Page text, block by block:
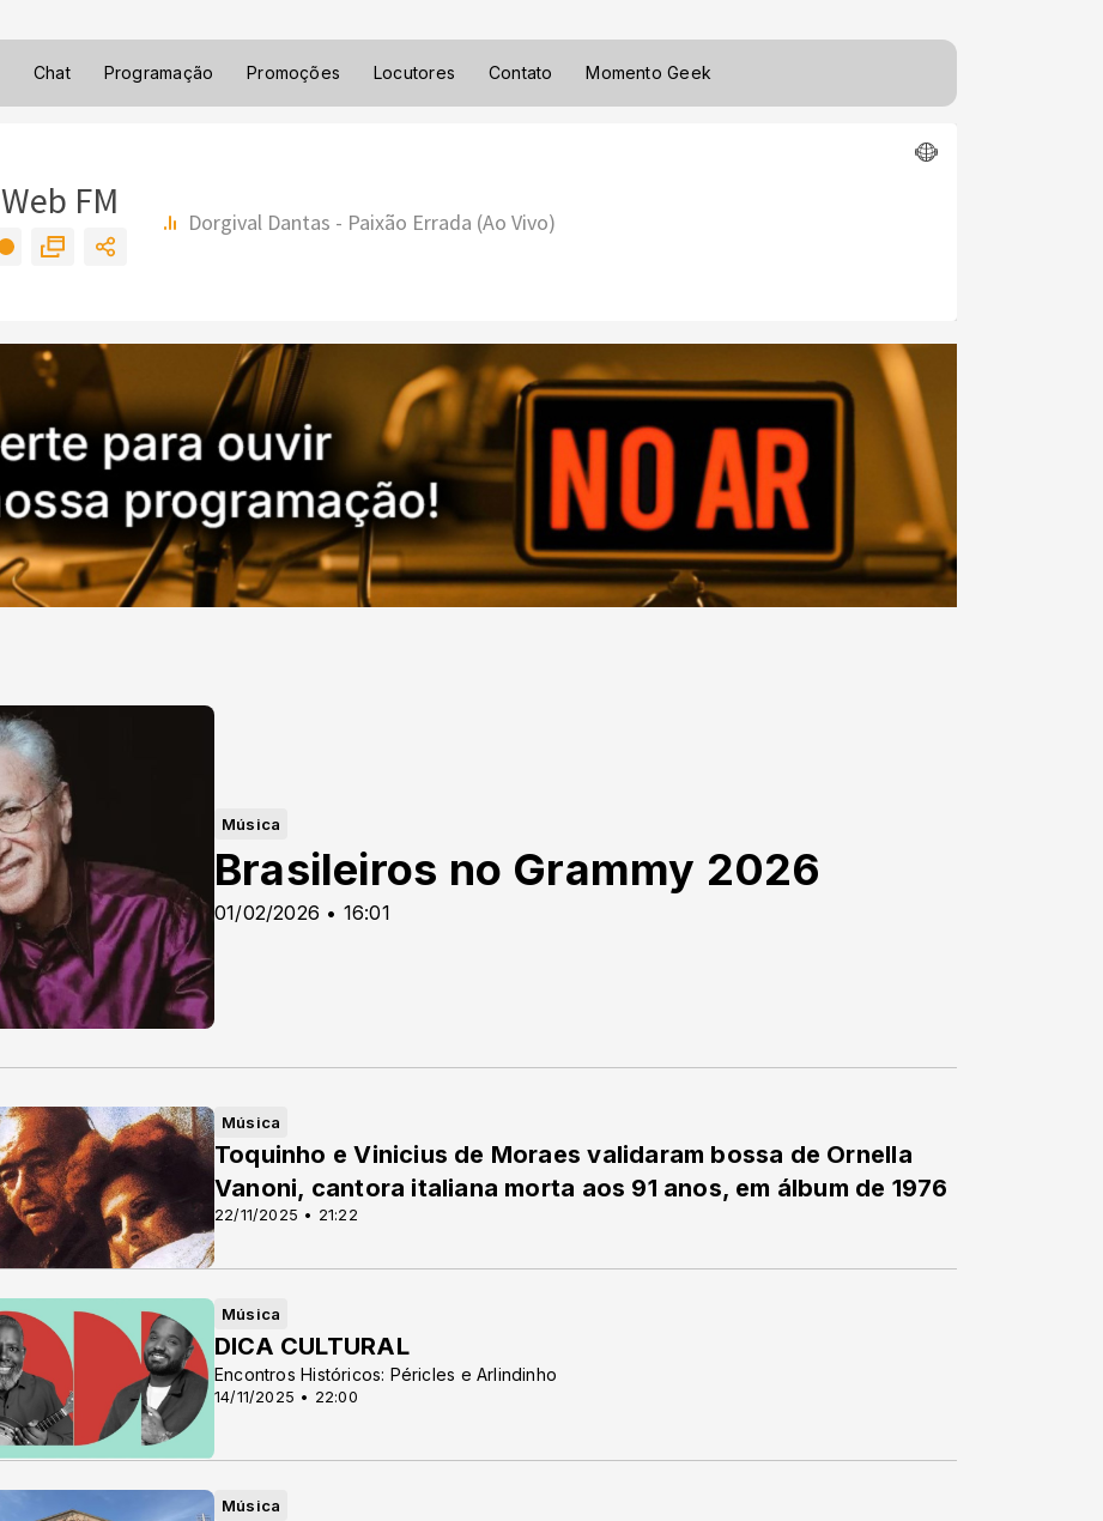
Chat Programação Promoções Locutores Contato Momento Geek
Música
01/02/2026 • 16:01
Brasileiros no Grammy 2026
Música
22/11/2025 • 21:22
Toquinho e Vinicius de Moraes validaram bossa de Ornella
Vanoni, cantora italiana morta aos 91 anos, em álbum de 1976
Música
14/11/2025 • 22:00
DICA CULTURAL
Encontros Históricos: Péricles e Arlindinho
Música